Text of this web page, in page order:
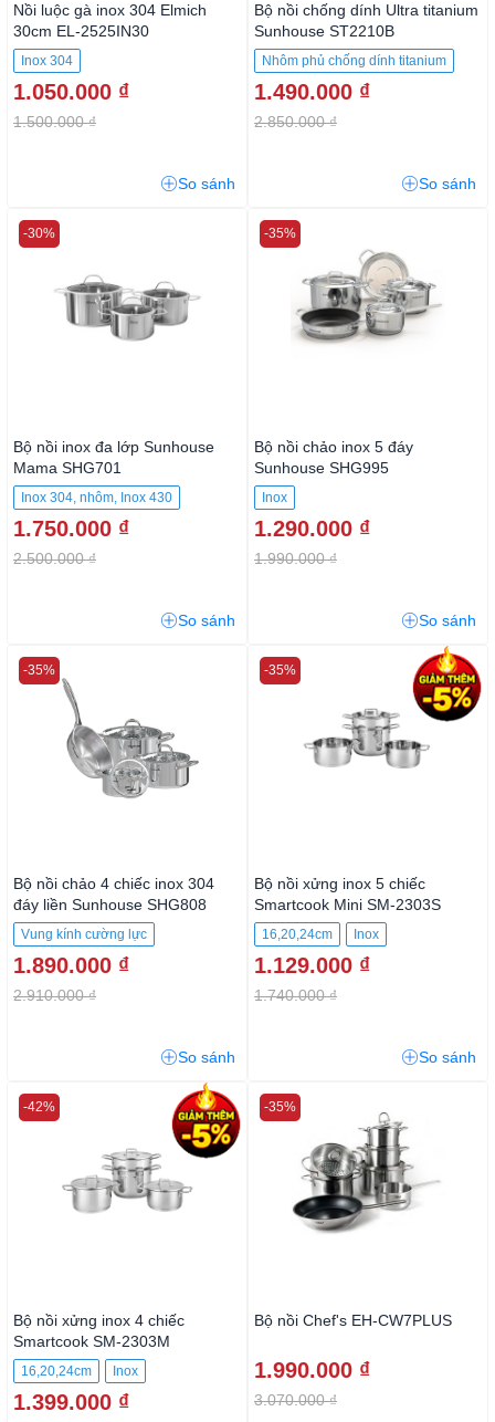
Nồi luộc gà inox 304 Elmich
30cm EL-2525IN30
Inox 304
1.050.000 ₫
1.500.000 ₫
So sánh
Bộ nồi chống dính Ultra titanium
Sunhouse ST2210B
Nhôm phủ chống dính titanium
1.490.000 ₫
2.850.000 ₫
So sánh
Bộ nồi inox đa lớp Sunhouse
Mama SHG701
Inox 304, nhôm, Inox 430
1.750.000 ₫
2.500.000 ₫
-30%
So sánh
Bộ nồi chảo inox 5 đáy
Sunhouse SHG995
Inox
1.290.000 ₫
1.990.000 ₫
-35%
So sánh
Bộ nồi chảo 4 chiếc inox 304
đáy liền Sunhouse SHG808
Vung kính cường lực
Chất liệu Inox cao cấp
1.890.000 ₫
2.910.000 ₫
-35%
So sánh
Bộ nồi xửng inox 5 chiếc
Smartcook Mini SM-2303S
16,20,24cm Inox
1.129.000 ₫
1.740.000 ₫
-35%
So sánh
Bộ nồi xửng inox 4 chiếc
Smartcook SM-2303M
16,20,24cm Inox
1.399.000 ₫
-42%
Bộ nồi Chef's EH-CW7PLUS
1.990.000 ₫
3.070.000 ₫
-35%